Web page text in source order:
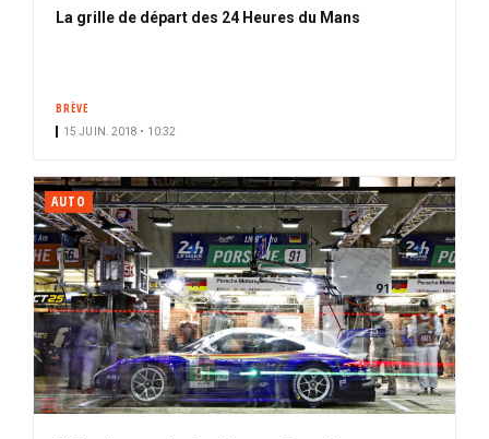
La grille de départ des 24 Heures du Mans
BRÈVE
15 JUIN. 2018 • 10:32
AUTO